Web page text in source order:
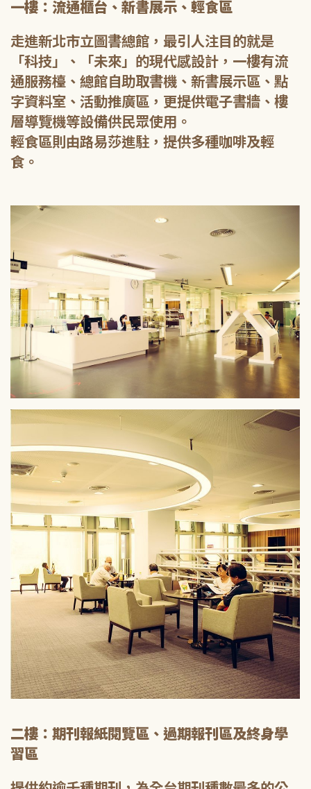
一樓：流通櫃台、新書展示、輕食區
走進新北市立圖書總館，最引人注目的就是
「科技」、「未來」的現代感設計，一樓有流
通服務檯、總館自助取書機、新書展示區、點
字資料室、活動推廣區，更提供電子書牆、樓
層導覽機等設備供民眾使用。
輕食區則由路易莎進駐，提供多種咖啡及輕
食。
二樓：期刊報紙閱覽區、過期報刊區及終身學
習區